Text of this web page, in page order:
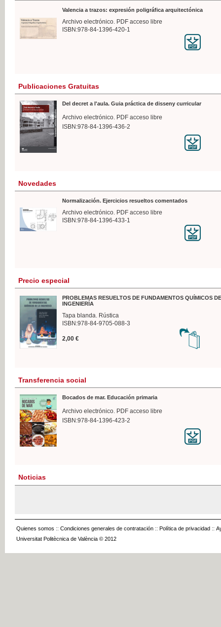
Valencia a trazos: expresión poligráfica arquitectónica
Archivo electrónico. PDF acceso libre
ISBN:978-84-1396-420-1
Publicaciones Gratuitas
Del decret a l'aula. Guia práctica de disseny curricular
Archivo electrónico. PDF acceso libre
ISBN:978-84-1396-436-2
Novedades
Normalización. Ejercicios resueltos comentados
Archivo electrónico. PDF acceso libre
ISBN:978-84-1396-433-1
Precio especial
PROBLEMAS RESUELTOS DE FUNDAMENTOS QUÍMICOS
INGENIERÍA
Tapa blanda. Rústica
ISBN:978-84-9705-088-3
2,00 €
Transferencia social
Bocados de mar. Educación primaria
Archivo electrónico. PDF acceso libre
ISBN:978-84-1396-423-2
Noticias
Quienes somos :: Condiciones generales de contratación :: Política de privacidad ::
Universitat Politècnica de València © 2012